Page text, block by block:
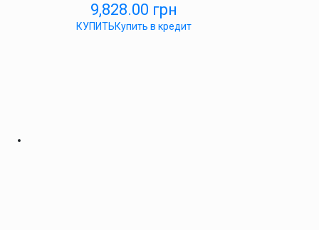
9,828.00 грн
КУПИТЬКупить в кредит